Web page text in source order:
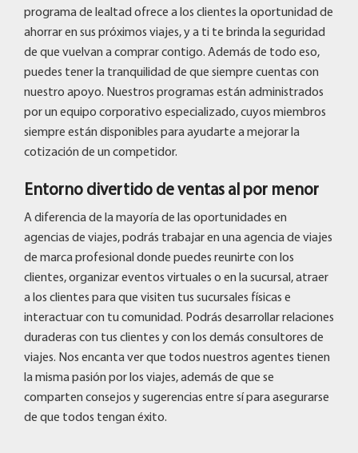
programa de lealtad ofrece a los clientes la oportunidad de
ahorrar en sus próximos viajes, y a ti te brinda la seguridad
de que vuelvan a comprar contigo. Además de todo eso,
puedes tener la tranquilidad de que siempre cuentas con
nuestro apoyo. Nuestros programas están administrados
por un equipo corporativo especializado, cuyos miembros
siempre están disponibles para ayudarte a mejorar la
cotización de un competidor.
Entorno divertido de ventas al por menor
A diferencia de la mayoría de las oportunidades en
agencias de viajes, podrás trabajar en una agencia de viajes
de marca profesional donde puedes reunirte con los
clientes, organizar eventos virtuales o en la sucursal, atraer
a los clientes para que visiten tus sucursales físicas e
interactuar con tu comunidad. Podrás desarrollar relaciones
duraderas con tus clientes y con los demás consultores de
viajes. Nos encanta ver que todos nuestros agentes tienen
la misma pasión por los viajes, además de que se
comparten consejos y sugerencias entre sí para asegurarse
de que todos tengan éxito.